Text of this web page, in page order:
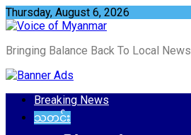
Skip
to
Thursday, August 6, 2026
Bringing Balance Back To Local News
Breaking News
သတင်း